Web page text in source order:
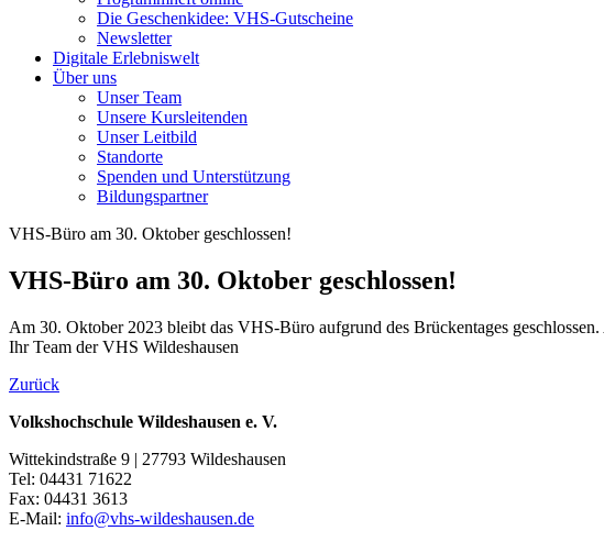
Die Geschenkidee: VHS-Gutscheine
Newsletter
Digitale Erlebniswelt
Über uns
Unser Team
Unsere Kursleitenden
Unser Leitbild
Standorte
Spenden und Unterstützung
Bildungspartner
VHS-Büro am 30. Oktober geschlossen!
VHS-Büro am 30. Oktober geschlossen!
Am 30. Oktober 2023 bleibt das VHS-Büro aufgrund des Brückentages
Ihr Team der VHS Wildeshausen
Zurück
Volkshochschule Wildeshausen e. V.
Wittekindstraße 9 | 27793 Wildeshausen
Tel: 04431 71622
Fax: 04431 3613
E-Mail: info@vhs-wildeshausen.de